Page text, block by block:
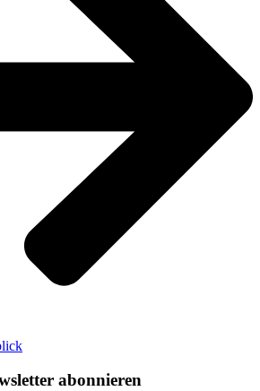
abonnieren